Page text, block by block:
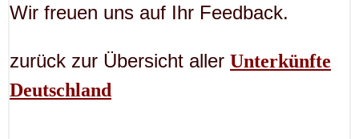
Wir freuen uns auf Ihr Feedback.
zurück zur Übersicht aller Unterkünfte
Deutschland